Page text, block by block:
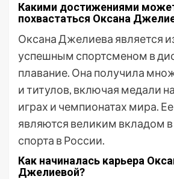
Какими достижениями
похвастаться Оксана
Оксана Джелиева является
успешным спортсменом в
плавание. Она получила
и титулов, включая медали
играх и чемпионатах мира.
являются великим вкладом
спорта в России.
Как начиналась карьера
Джелиевой?